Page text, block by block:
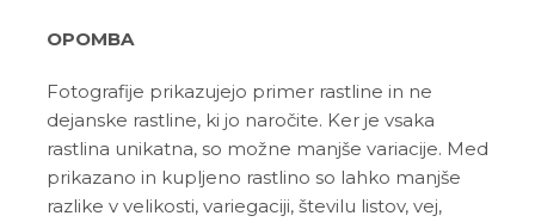
OPOMBA
Fotografije prikazujejo primer rastline in ne
dejanske rastline, ki jo naročite. Ker je vsaka
rastlina unikatna, so možne manjše variacije. Med
prikazano in kupljeno rastlino so lahko manjše
razlike v velikosti, variegaciji, številu listov, vej,